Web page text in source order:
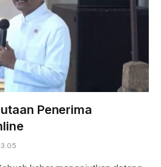
Penerima